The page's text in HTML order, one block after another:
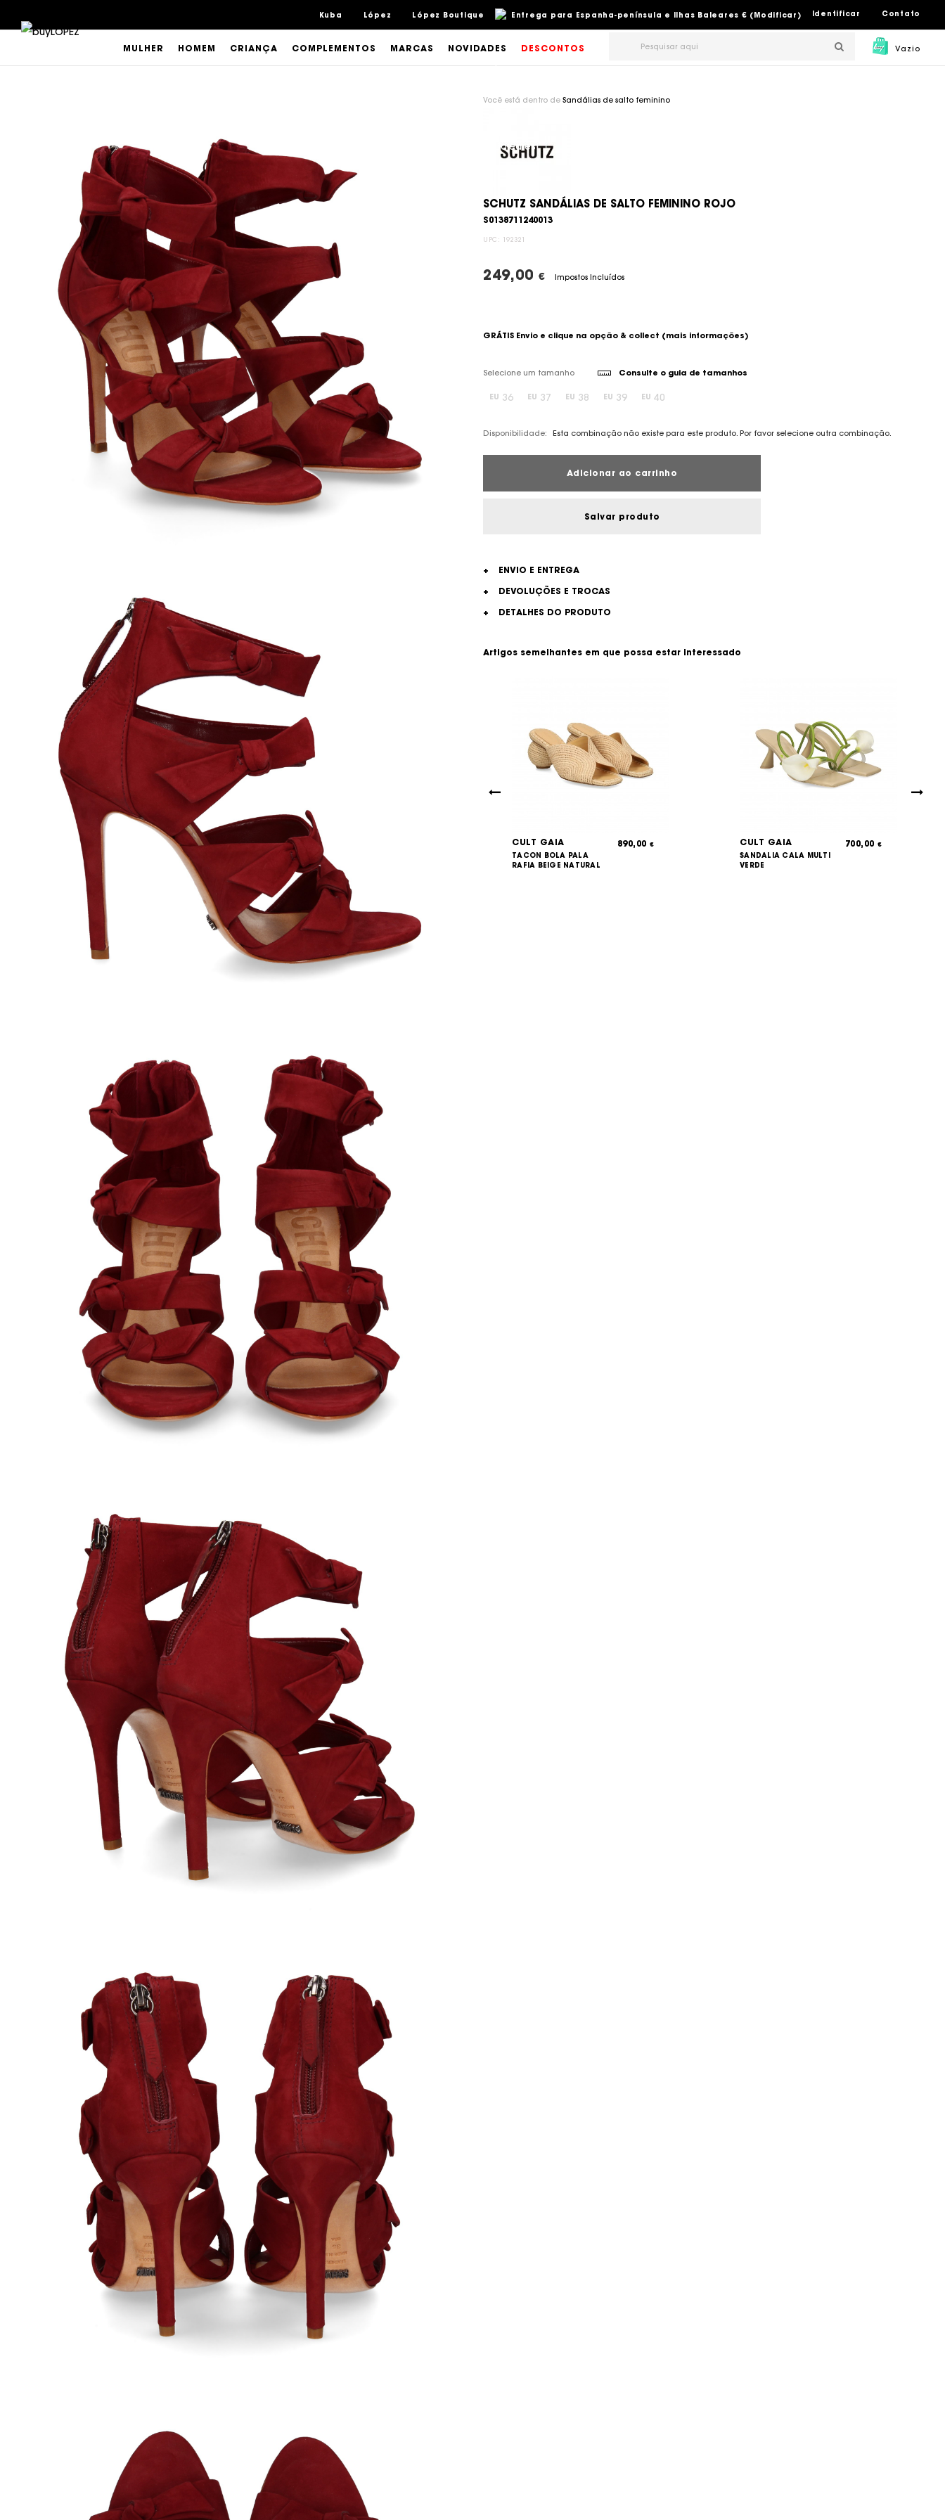
Contato
Identificar
Entrega para Espanha-península e Ilhas Baleares € (Modificar)
Kuba López López Boutique
Vazio
MULHER HOMEM CRIANÇA COMPLEMENTOS MARCAS NOVIDADES DESCONTOS
Você está dentro de Sandálias de salto feminino
SCHUTZ SANDÁLIAS DE SALTO FEMININO ROJO
S0138711240013
UPC: 192321
249,00 € Impostos Incluídos
GRÁTIS Envio e clique na opção & collect (mais informações)
Selecione um tamanho Consulte o guia de tamanhos
EU 36 EU 37 EU 38 EU 39 EU 40
Disponibilidade: Esta combinação não existe para este produto. Por favor selecione outra combinação.
Adicionar ao carrinho
Salvar produto
+
ENVIO E ENTREGA
+
DEVOLUÇÕES E TROCAS
+
DETALHES DO PRODUTO
Artigos semelhantes em que possa estar interessado
MICHAEL KORS
SANDALIA PALA
ANCHA PIEL NEGRO
001 PRETO
195,00€ CULT GAIA
PALA HIELO+VINILO
Antique White
CULT GAIA
TACON BOLA PALA
RAFIA BEIGE NATURAL
890,00€ CULT GAIA
SANDALIA CALA MULTI
VERDE
700,00€